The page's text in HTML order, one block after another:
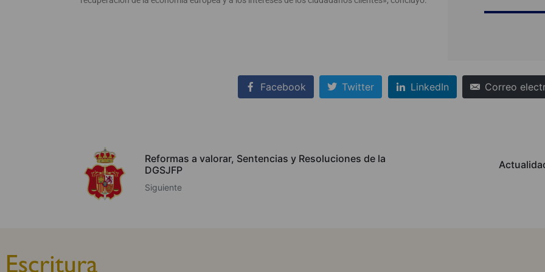
Facebook Twitter LinkedIn Correo
Reformas a valorar, Sentencias y Resoluciones de la
DGSJFP
Siguiente